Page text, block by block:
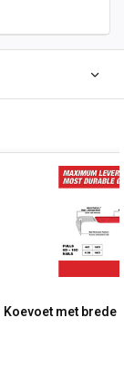
Koevoet met brede